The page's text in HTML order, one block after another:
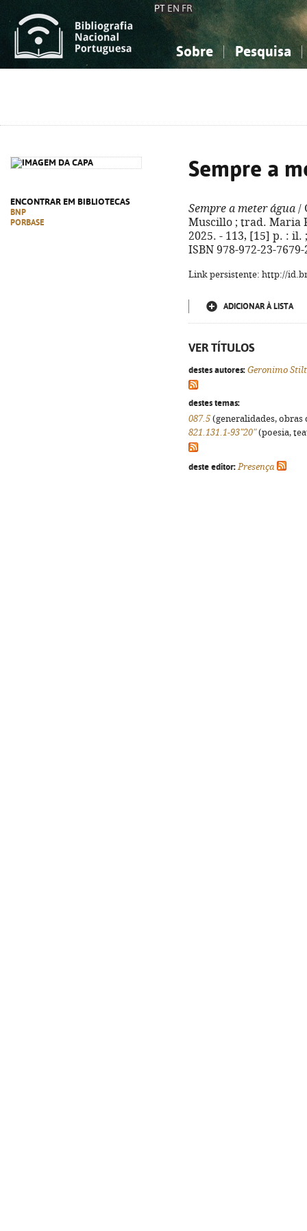
PT EN FR
Sobre Pesquisa
ENCONTRAR EM BIBLIOTECAS
BNP
PORBASE
Sempre a
Sempre a meter água /
Muscillo ; trad. Maria
2025. - 113, [15] p. :
ISBN 978-972-23-7679-
Link persistente: http://
ADICIONAR À LISTA
VER TÍTULOS
destes autores: Geronimo
destes temas:
087.5 (generalidades,
821.131.1-93"20"(poesia,
deste editor: Presença